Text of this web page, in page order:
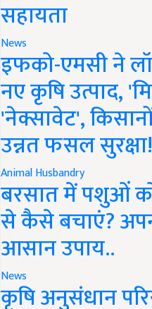
सहायता
News
इफको-एमसी ने
नए कृषि उत्पाद,
'नेक्सावेट',
उन्नत फसल सुरक्षा!
Animal Husbandry
बरसात में पशुओं को
से कैसे बचाएं?
आसान उपाय..
News
कृषि अनुसंधान